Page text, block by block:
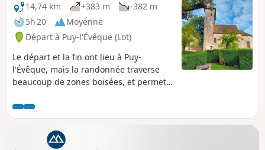
14,74 km
+383 m
-382 m
5h 20
Moyenne
Départ à Puy-l'Évêque (Lot)
Le départ et la fin ont lieu à Puy-
l'Évêque, mais la randonnée traverse
beaucoup de zones boisées, et permet,
naturels et bâtis anciens. La visite de la
petite église de Martignac, avec ses
fresques magnifiques, est un moment
fort de la randonnée. La randonnée se